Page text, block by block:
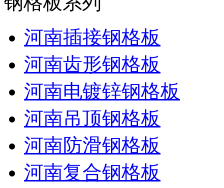
河南插接钢格板
河南齿形钢格板
河南电镀锌钢格板
河南吊顶钢格板
河南防滑钢格板
河南复合钢格板